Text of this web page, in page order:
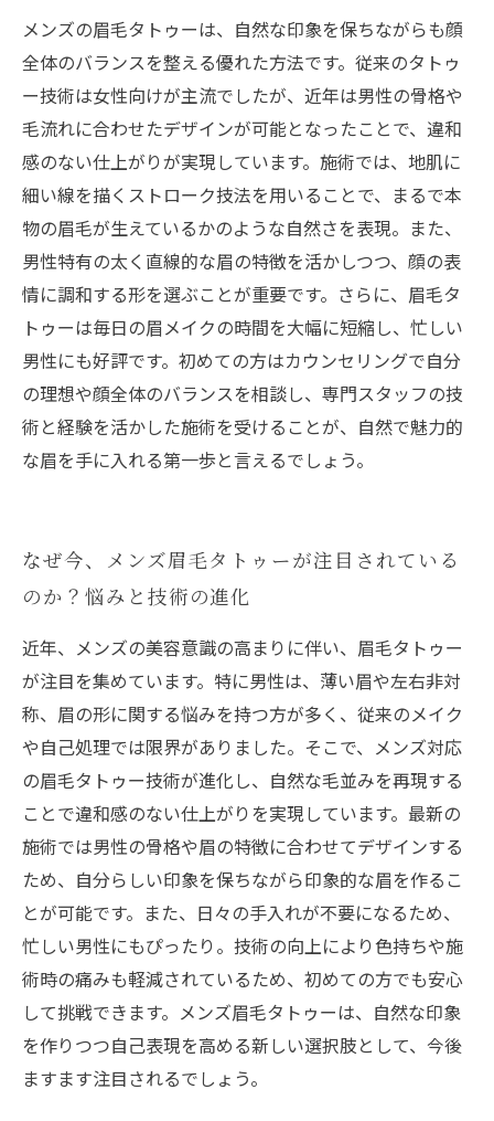
自信が持てる毎日へ
男性眉毛タトゥーとは？基本と魅力を知る
初心者必見：メンズ眉毛タトゥーの選び方とケ
アのコツ
メンズの眉毛タトゥーは、自然な印象を保ちながらも顔
全体のバランスを整える優れた方法です。従来のタトゥ
ー技術は女性向けが主流でしたが、近年は男性の骨格や
毛流れに合わせたデザインが可能となったことで、違和
感のない仕上がりが実現しています。施術では、地肌に
細い線を描くストローク技法を用いることで、まるで本
物の眉毛が生えているかのような自然さを表現。また、
男性特有の太く直線的な眉の特徴を活かしつつ、顔の表
情に調和する形を選ぶことが重要です。さらに、眉毛タ
トゥーは毎日の眉メイクの時間を大幅に短縮し、忙しい
男性にも好評です。初めての方はカウンセリングで自分
の理想や顔全体のバランスを相談し、専門スタッフの技
術と経験を活かした施術を受けることが、自然で魅力的
な眉を手に入れる第一歩と言えるでしょう。
なぜ今、メンズ眉毛タトゥーが注目されている
のか？悩みと技術の進化
近年、メンズの美容意識の高まりに伴い、眉毛タトゥー
が注目を集めています。特に男性は、薄い眉や左右非対
称、眉の形に関する悩みを持つ方が多く、従来のメイク
や自己処理では限界がありました。そこで、メンズ対応
の眉毛タトゥー技術が進化し、自然な毛並みを再現する
ことで違和感のない仕上がりを実現しています。最新の
施術では男性の骨格や眉の特徴に合わせてデザインする
ため、自分らしい印象を保ちながら印象的な眉を作るこ
とが可能です。また、日々の手入れが不要になるため、
忙しい男性にもぴったり。技術の向上により色持ちや施
術時の痛みも軽減されているため、初めての方でも安心
して挑戦できます。メンズ眉毛タトゥーは、自然な印象
を作りつつ自己表現を高める新しい選択肢として、今後
ますます注目されるでしょう。